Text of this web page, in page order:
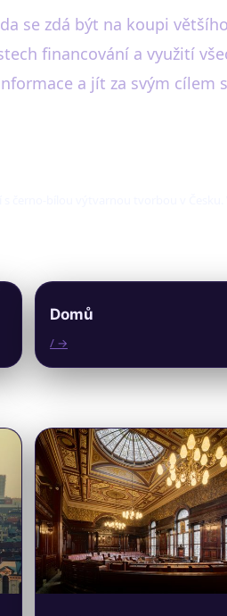
se zdá být na koupi
financování a využití
a jít za svým cílem
Domů
/ →